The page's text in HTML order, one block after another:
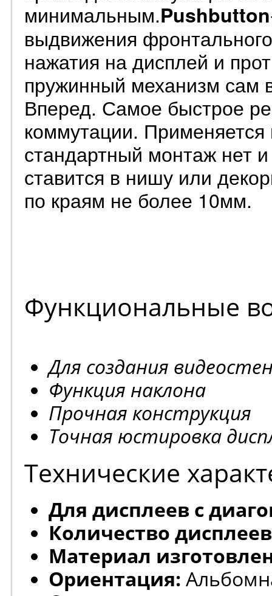
минимальным.Pushbutton
выдвижения
нажатия на дисплей и
пружинный механизм сам
Вперед. Самое быстрое
коммутации. Применяется
стандартный монтаж нет
ставится в нишу или
по краям не более 10мм.
Функциональные
Для создания
Функция наклона
Прочная конструкция
Точная юстировка
Технические
Для дисплеев с
Количество
Материал
Ориентация: